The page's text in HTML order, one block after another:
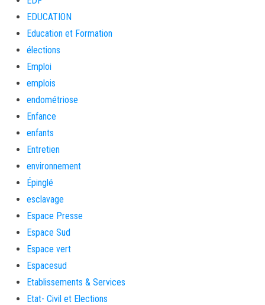
EDUCATION
Education et Formation
élections
Emploi
emplois
endométriose
Enfance
enfants
Entretien
environnement
Épinglé
esclavage
Espace Presse
Espace Sud
Espace vert
Espacesud
Etablissements & Services
Etat- Civil et Elections